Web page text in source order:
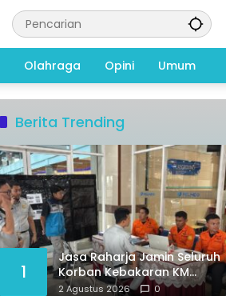
Olahraga Opini Umum
Berita Trending
1
Jasa Raharja Jamin Seluruh
Korban Kebakaran KM
Mutiara Sentosa II
2 Agustus 2026 0